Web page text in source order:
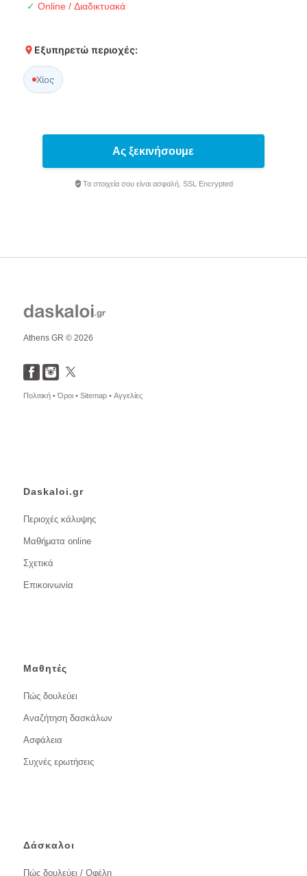
✓ Online / Διαδικτυακά
Εξυπηρετώ περιοχές:
Χίος
Ας ξεκινήσουμε
Τα στοιχεία σου είναι ασφαλή. SSL Encrypted
Athens GR © 2026
Πολιτική •Όροι • Sitemap • Αγγελίες
Daskaloi.gr
Περιοχές κάλυψης
Μαθήματα online
Σχετικά
Επικοινωνία
Μαθητές
Πώς δουλεύει
Αναζήτηση δασκάλων
Ασφάλεια
Συχνές ερωτήσεις
Δάσκαλοι
Πώς δουλεύει / Οφέλη